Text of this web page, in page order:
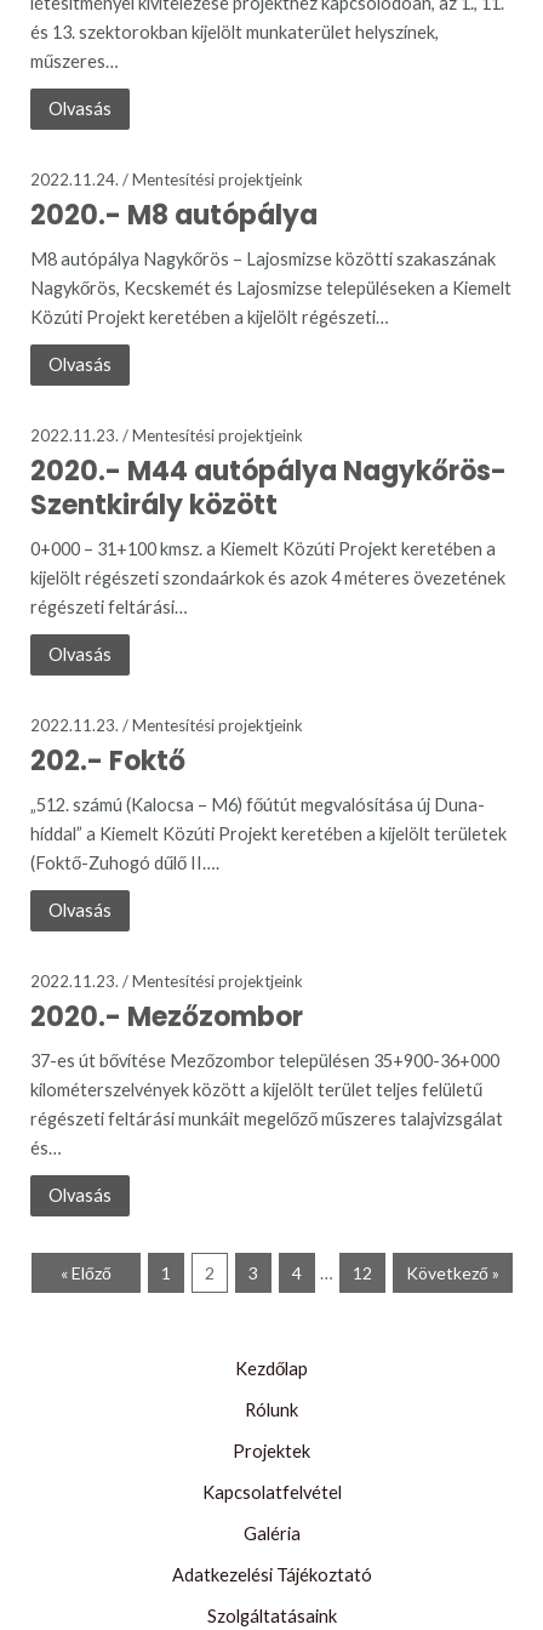
és 13. szektorokban kijelölt munkaterület helyszínek,
műszeres…
Olvasás
2022.11.24. /Mentesítési projektjeink
2020.- M8 autópálya
M8 autópálya Nagykőrös – Lajosmizse közötti szakaszának
Nagykőrös, Kecskemét és Lajosmizse településeken a Kiemelt
Közúti Projekt keretében a kijelölt régészeti…
Olvasás
2022.11.23. /Mentesítési projektjeink
2020.- M44 autópálya Nagykőrös-
Szentkirály között
0+000 – 31+100 kmsz. a Kiemelt Közúti Projekt keretében a
kijelölt régészeti szondaárkok és azok 4 méteres övezetének
régészeti feltárási…
Olvasás
2022.11.23. /Mentesítési projektjeink
202.- Foktő
„512. számú (Kalocsa – M6) főútút megvalósítása új Duna-
híddal” a Kiemelt Közúti Projekt keretében a kijelölt területek
(Foktő-Zuhogó dűlő II….
Olvasás
2022.11.23. /Mentesítési projektjeink
2020.- Mezőzombor
37-es út bővítése Mezőzombor településen 35+900-36+000
kilométerszelvények között a kijelölt terület teljes felületű
régészeti feltárási munkáit megelőző műszeres talajvizsgálat
és…
Olvasás
« Előző 1 2 3 4 … 12 Következő »
Kezdőlap
Rólunk
Projektek
Kapcsolatfelvétel
Galéria
Adatkezelési Tájékoztató
Szolgáltatásaink